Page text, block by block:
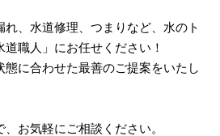
、水道修理、つまりなど、水のト
職人」にお任せください！
に合わせた最善のご提案をいたし
お気軽にご相談ください。